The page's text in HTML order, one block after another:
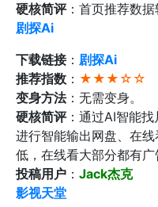
硬核简评：首页推荐数
剧探Ai
下载链接： 剧探Ai
推荐指数 ： ★★★☆☆
变身方法：无需变身。
硬核简评：通过AI智能
进行智能输出网盘、在
低，在线看大部分都有广
投稿用户 ： Jack杰克
影视天堂